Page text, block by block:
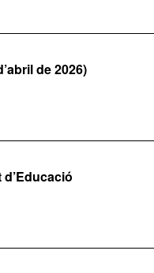
de 2026)